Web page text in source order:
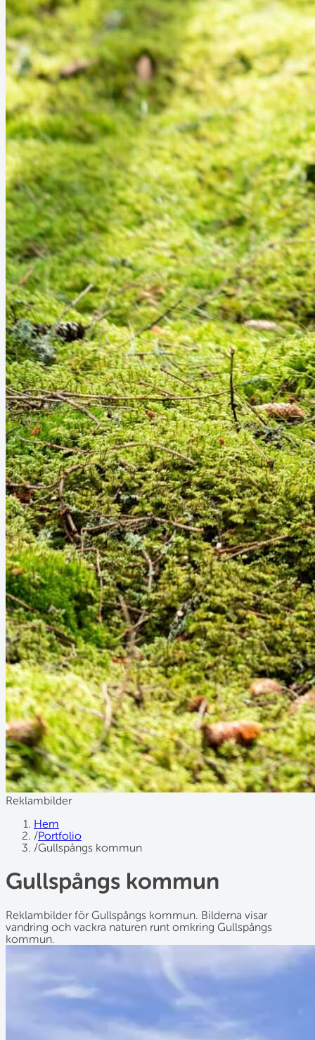
Reklambilder
Hem
/Portfolio
/Gullspångs kommun
Gullspångs kommun
Reklambilder för Gullspångs kommun. Bilderna visar
vandring och vackra naturen runt omkring Gullspångs
kommun.